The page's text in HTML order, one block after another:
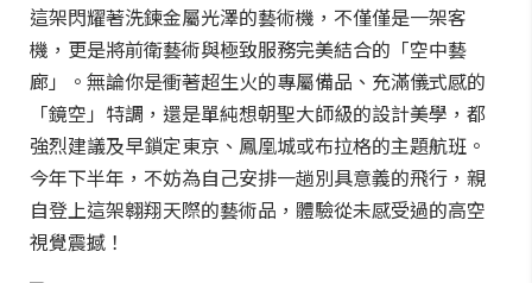
這架閃耀著洗鍊金屬光澤的藝術機，不僅僅是一架客
機，更是將前衛藝術與極致服務完美結合的「空中藝
廊」。無論你是衝著超生火的專屬備品、充滿儀式感的
「鏡空」特調，還是單純想朝聖大師級的設計美學，都
強烈建議及早鎖定東京、鳳凰城或布拉格的主題航班。
今年下半年，不妨為自己安排一趟別具意義的飛行，親
自登上這架翱翔天際的藝術品，體驗從未感受過的高空
視覺震撼！